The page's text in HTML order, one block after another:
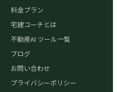
料金プラン
宅建コーチとは
不動産AI ツール一覧
ブログ
お問い合わせ
プライバシーポリシー